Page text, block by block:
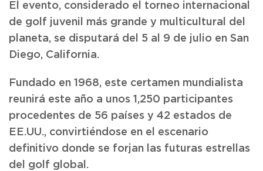
El evento, considerado el torneo internacional
de golf juvenil más grande y multicultural del
planeta, se disputará del 5 al 9 de julio en San
Diego, California.
Fundado en 1968, este certamen mundialista
reunirá este año a unos 1,250 participantes
procedentes de 56 países y 42 estados de
EE.UU., convirtiéndose en el escenario
definitivo donde se forjan las futuras estrellas
del golf global.